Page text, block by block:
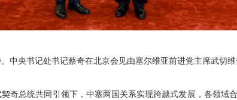
中央书记处书记蔡奇在北京会见由塞尔维亚前进党主席武切维
奇总统共同引领下，中塞两国关系实现跨越式发展，各领域